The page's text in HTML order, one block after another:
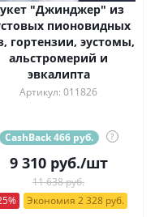
"Джинджер" из
пионовидных
гортензии, эустомы,
альстромерий и
эвкалипта
Артикул: 011826
CashBack 466 руб. ?
9 310руб./шт
11 638 руб.
Экономия 2 328 руб.